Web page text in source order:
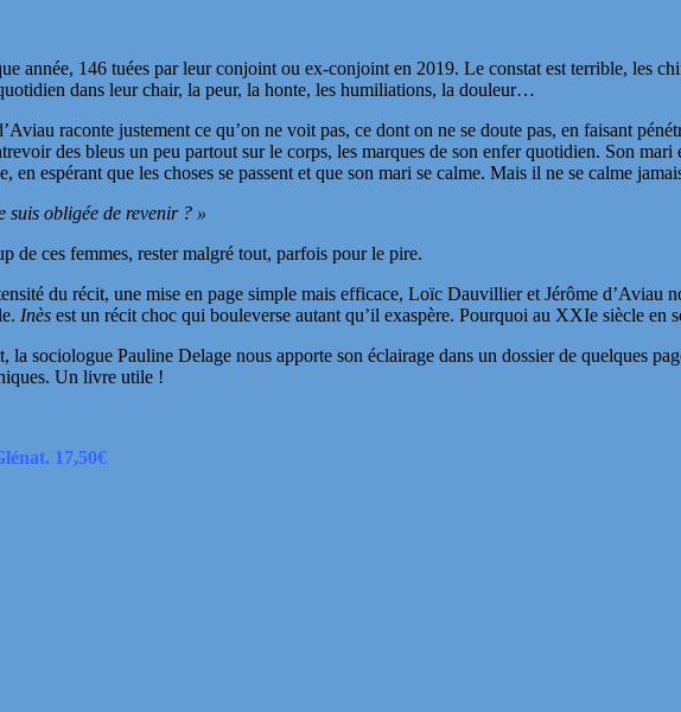
année, 146 tuées par leur conjoint ou ex-conjoint en 2019. Le constat est terrible, les
dans leur chair, la peur, la honte, les humiliations, la douleur…
raconte justement ce qu’on ne voit pas, ce dont on ne se doute pas, en faisant
des bleus un peu partout sur le corps, les marques de son enfer quotidien. Son
en espérant que les choses se passent et que son mari se calme. Mais il ne se calme
obligée de revenir ? »
de ces femmes, rester malgré tout, parfois pour le pire.
du récit, une mise en page simple mais efficace, Loïc Dauvillier et Jérôme d’Aviau
Inès est un récit choc qui bouleverse autant qu’il exaspère. Pourquoi au XXIe siècle en
sociologue Pauline Delage nous apporte son éclairage dans un dossier de quelques
Un livre utile !
17,50€